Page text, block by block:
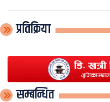
प्रतिक्रिया
सम्बन्धित